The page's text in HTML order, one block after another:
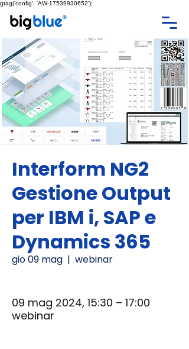
gtag('config', 'AW-17539930652');
Interform NG2
Gestione Output
per IBM i, SAP e
Dynamics 365
gio 09 mag
  |
webinar
09 mag 2024, 15:30 – 17:00
webinar